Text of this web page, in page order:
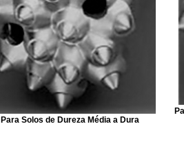
Para Solos de Dureza Média a Dura